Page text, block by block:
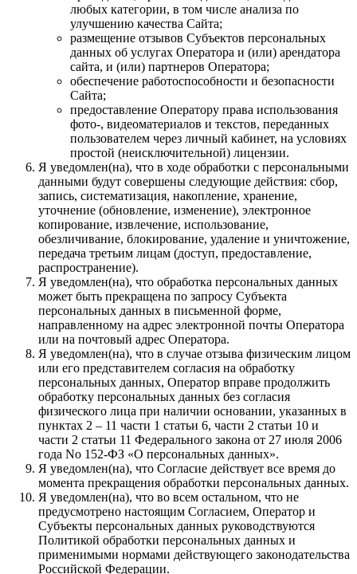
любых категории, в том числе анализа по
улучшению качества Сайта;
размещение отзывов Субъектов персональных
данных об услугах Оператора и (или) арендатора
сайта, и (или) партнеров Оператора;
обеспечение работоспособности и безопасности
Сайта;
предоставление Оператору права использования
фото-, видеоматериалов и текстов, переданных
пользователем через личный кабинет, на условиях
простой (неисключительной) лицензии.
Я уведомлен(на), что в ходе обработки с персональными
данными будут совершены следующие действия: сбор,
запись, систематизация, накопление, хранение,
уточнение (обновление, изменение), электронное
копирование, извлечение, использование,
обезличивание, блокирование, удаление и уничтожение,
передача третьим лицам (доступ, предоставление,
распространение).
Я уведомлен(на), что обработка персональных данных
может быть прекращена по запросу Субъекта
персональных данных в письменной форме,
направленному на адрес электронной почты Оператора
или на почтовый адрес Оператора.
Я уведомлен(на), что в случае отзыва физическим лицом
или его представителем согласия на обработку
персональных данных, Оператор вправе продолжить
обработку персональных данных без согласия
физического лица при наличии основании, указанных в
пунктах 2 – 11 части 1 статьи 6, части 2 статьи 10 и
части 2 статьи 11 Федерального закона от 27 июля 2006
года No 152-ФЗ «О персональных данных».
Я уведомлен(на), что Согласие действует все время до
момента прекращения обработки персональных данных.
Я уведомлен(на), что во всем остальном, что не
предусмотрено настоящим Согласием, Оператор и
Субъекты персональных данных руководствуются
Политикой обработки персональных данных и
применимыми нормами действующего законодательства
Российской Федерации.